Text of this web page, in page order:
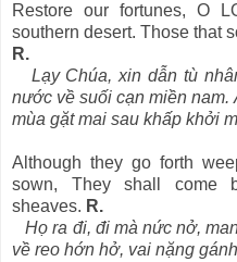
Restore our fortunes, O
southern desert. Those that
R.
Lạy Chúa, xin dẫn tù
nước về suối cạn miền nam.
mùa gặt mai sau khấp khởi
Although they go forth
sown, They shall come
sheaves. R.
Họ ra đi, đi mà nức nở,
về reo hớn hở, vai nặng